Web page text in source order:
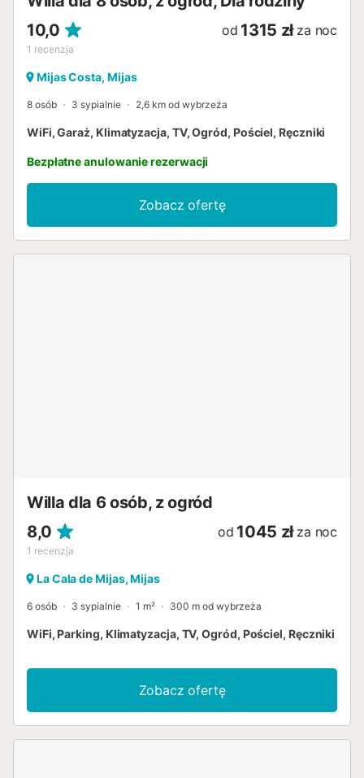
10,0
1 recenzja
od 1315 zł za noc
Mijas Costa, Mijas
8 osób 3 sypialnie 2,6 km od wybrzeża
WiFi, Garaż, Klimatyzacja, TV, Ogród, Pościel, Ręczniki
Bezpłatne anulowanie rezerwacji
Zobacz ofertę
Willa dla 6 osób, z ogród
8,0
1 recenzja
od 1045 zł za noc
La Cala de Mijas, Mijas
6 osób 3 sypialnie 1 m² 300 m od wybrzeża
WiFi, Parking, Klimatyzacja, TV, Ogród, Pościel, Ręczniki
Zobacz ofertę